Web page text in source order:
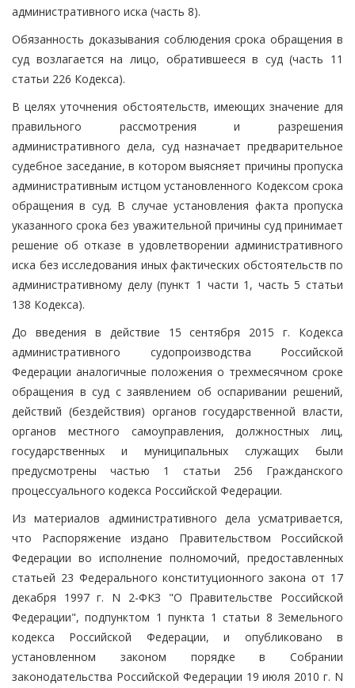
административного иска (часть 8).
Обязанность доказывания соблюдения срока обращения в
суд возлагается на лицо, обратившееся в суд (часть 11
статьи 226 Кодекса).
В целях уточнения обстоятельств, имеющих значение для
правильного рассмотрения и разрешения
административного дела, суд назначает предварительное
судебное заседание, в котором выясняет причины пропуска
административным истцом установленного Кодексом срока
обращения в суд. В случае установления факта пропуска
указанного срока без уважительной причины суд принимает
решение об отказе в удовлетворении административного
иска без исследования иных фактических обстоятельств по
административному делу (пункт 1 части 1, часть 5 статьи
138 Кодекса).
До введения в действие 15 сентября 2015 г. Кодекса
административного судопроизводства Российской
Федерации аналогичные положения о трехмесячном сроке
обращения в суд с заявлением об оспаривании решений,
действий (бездействия) органов государственной власти,
органов местного самоуправления, должностных лиц,
государственных и муниципальных служащих были
предусмотрены частью 1 статьи 256 Гражданского
процессуального кодекса Российской Федерации.
Из материалов административного дела усматривается,
что Распоряжение издано Правительством Российской
Федерации во исполнение полномочий, предоставленных
статьей 23 Федерального конституционного закона от 17
декабря 1997 г. N 2-ФКЗ "О Правительстве Российской
Федерации", подпунктом 1 пункта 1 статьи 8 Земельного
кодекса Российской Федерации, и опубликовано в
установленном законом порядке в Собрании
законодательства Российской Федерации 19 июля 2010 г. N